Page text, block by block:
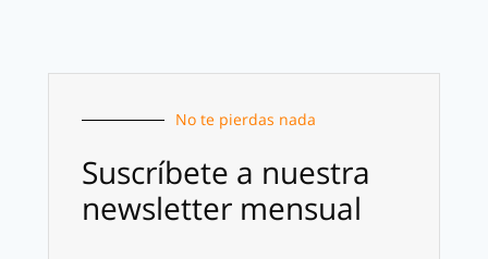
No te pierdas nada
Suscríbete a nuestra
newsletter mensual